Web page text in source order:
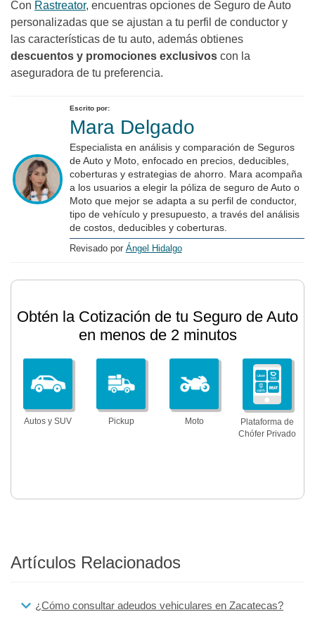
Con Rastreator, encuentras opciones de Seguro de Auto
personalizadas que se ajustan a tu perfil de conductor y
las características de tu auto, además obtienes
descuentos y promociones exclusivos con la
aseguradora de tu preferencia.
Escrito por:
Mara Delgado
Especialista en análisis y comparación de Seguros
de Auto y Moto, enfocado en precios, deducibles,
coberturas y estrategias de ahorro. Mara acompaña
a los usuarios a elegir la póliza de seguro de Auto o
Moto que mejor se adapta a su perfil de conductor,
tipo de vehículo y presupuesto, a través del análisis
de costos, deducibles y coberturas.
Revisado por Ángel Hidalgo
Obtén la Cotización de tu Seguro de Auto
en menos de 2 minutos
Autos y SUV Pickup Moto
Plataforma de
Chófer Privado
Artículos Relacionados
¿Cómo consultar adeudos vehiculares en Zacatecas?